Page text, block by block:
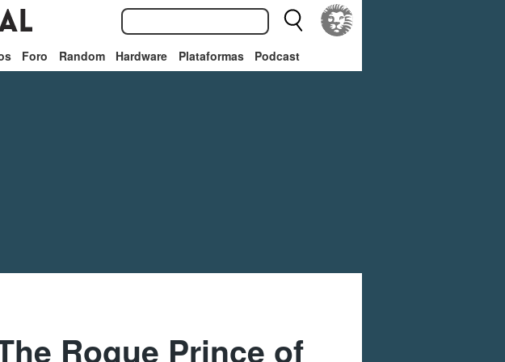
Foro Random Hardware Plataformas Podcast
Rogue Prince of